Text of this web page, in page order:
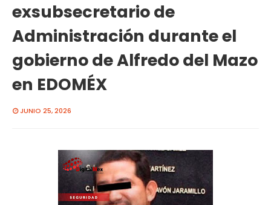
exsubsecretario de
Administración durante el
gobierno de Alfredo del Mazo
en EDOMÉX
JUNIO 25, 2026